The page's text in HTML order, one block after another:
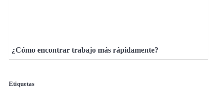
¿Cómo encontrar trabajo más rápidamente?
Etiquetas